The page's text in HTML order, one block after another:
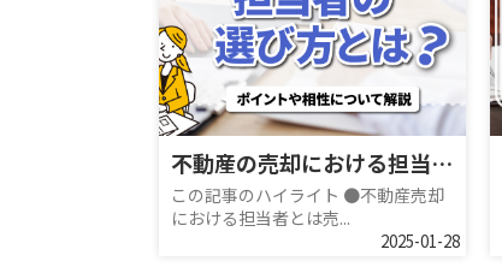
不動産の売却における担当者の選び方とは？ポイントや相性について解説
この記事のハイライト ●不動産売却
における担当者とは売...
2025-01-28